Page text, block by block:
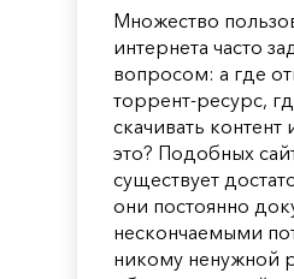
Множество
интернета часто
вопросом: а где
торрент-ресурс,
скачивать контент
это? Подобных
существует
они постоянно
нескончаемыми
никому ненужной